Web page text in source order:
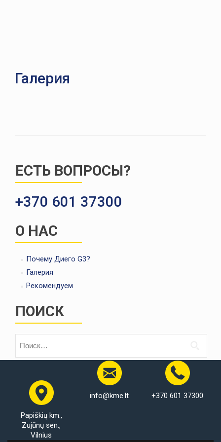
Галерия
ЕСТЬ ВОПРОСЫ?
+370 601 37300
О НАС
Почему Диего G3?
Галерия
Pекомендуем
ПОИСК
Papiškių km.,
Zujūnų sen.,
Vilnius
info@kme.lt +370 601 37300